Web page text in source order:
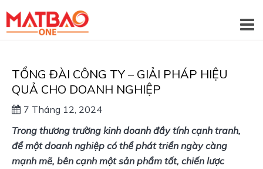
TỔNG ĐÀI CÔNG TY – GIẢI PHÁP HIỆU
QUẢ CHO DOANH NGHIỆP
7 Tháng 12, 2024
Trong thương trường kinh doanh đầy tính cạnh tranh,
để một doanh nghiệp có thể phát triển ngày càng
mạnh mẽ, bên cạnh một sản phẩm tốt, chiến lược